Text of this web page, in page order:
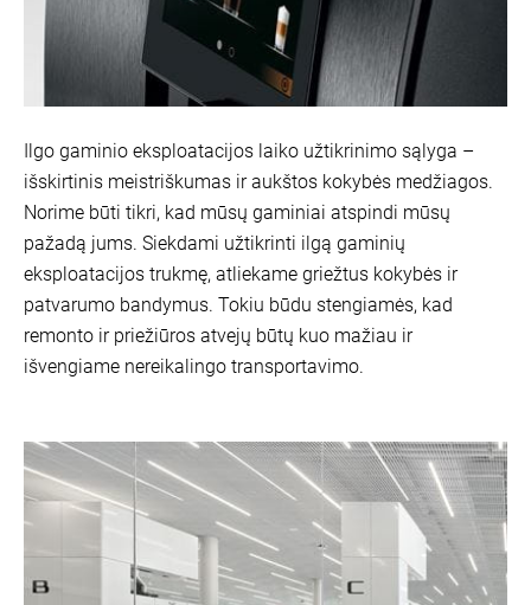
Ilgo gaminio eksploatacijos laiko užtikrinimo sąlyga –
išskirtinis meistriškumas ir aukštos kokybės medžiagos.
Norime būti tikri, kad mūsų gaminiai atspindi mūsų
pažadą jums. Siekdami užtikrinti ilgą gaminių
eksploatacijos trukmę, atliekame griežtus kokybės ir
patvarumo bandymus. Tokiu būdu stengiamės, kad
remonto ir priežiūros atvejų būtų kuo mažiau ir
išvengiame nereikalingo transportavimo.